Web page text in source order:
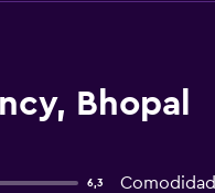
Bhopal
6,3 Comodidad